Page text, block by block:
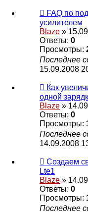
FAQ по
усилителем
Blaze »
Ответы: 0
Просмотры:
Последнее
15.09.2008
Как
одной
Blaze »
Ответы: 0
Просмотры:
Последнее
14.09.2008
Создаем
Lte1
Blaze »
Ответы: 0
Просмотры:
Последнее